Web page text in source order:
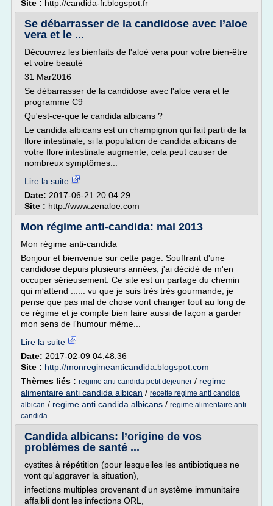
Site : http://candida-fr.blogspot.fr
Se débarrasser de la candidose avec l’aloe
vera et le ...
Découvrez les bienfaits de l'aloé vera pour votre bien-être
et votre beauté
31 Mar2016
Se débarrasser de la candidose avec l'aloe vera et le
programme C9
Qu'est-ce-que le candida albicans ?
Le candida albicans est un champignon qui fait parti de la
flore intestinale, si la population de candida albicans de
votre flore intestinale augmente, cela peut causer de
nombreux symptômes...
Lire la suite
Date: 2017-06-21 20:04:29
Site : http://www.zenaloe.com
Mon régime anti-candida: mai 2013
Mon régime anti-candida
Bonjour et bienvenue sur cette page. Souffrant d'une
candidose depuis plusieurs années, j'ai décidé de m'en
occuper sérieusement. Ce site est un partage du chemin
qui m'attend ...... vu que je suis très très gourmande, je
pense que pas mal de chose vont changer tout au long de
ce régime et je compte bien faire aussi de façon a garder
mon sens de l'humour même...
Lire la suite
Date: 2017-02-09 04:48:36
Site : http://monregimeanticandida.blogspot.com
Thèmes liés : regime anti candida petit dejeuner / regime
alimentaire anti candida albican / recette regime anti candida
albican / regime anti candida albicans / regime alimentaire anti
candida
Candida albicans: l’origine de vos
problèmes de santé ...
cystites à répétition (pour lesquelles les antibiotiques ne
vont qu'aggraver la situation),
infections multiples provenant d'un système immunitaire
affaibli dont les infections ORL,